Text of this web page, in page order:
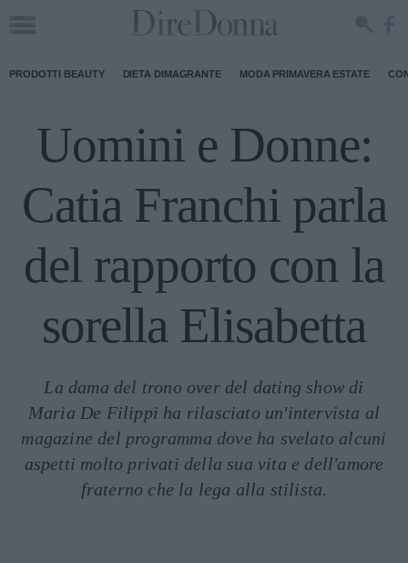
PRODOTTI BEAUTY DIETA DIMAGRANTE MODA PRIMAVERA ESTATE
Uomini e Donne:
Catia Franchi parla
del rapporto con la
sorella Elisabetta
La dama del trono over del dating show di
Maria De Filippi ha rilasciato un'intervista al
magazine del programma dove ha svelato alcuni
aspetti molto privati della sua vita e dell'amore
fraterno che la lega alla stilista.